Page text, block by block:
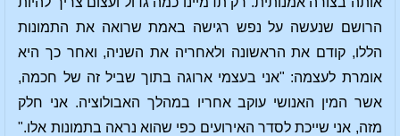
הרושם שנעשה על נפש רגישה באמת שרואה את התמונות
הללו, קודם את הראשונה ולאחריה את השניה, ואחר כך היא
אומרת לעצמה: "אני בעצמי ארוגה בתוך שביל זה של חכמה,
אשר המין האנושי עוקב אחריו במהלך האבולוציה. אני חלק
מזה, אני שייכת לסדר האירועים כפי שהוא נראה בתמונות אלו."